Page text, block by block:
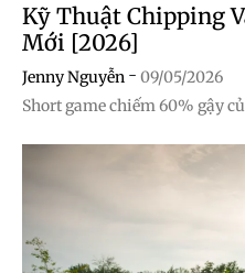
Kỹ Thuật Chipping
Mới [2026]
Jenny Nguyễn - 09/05/2026
Short game chiếm 60% gậy